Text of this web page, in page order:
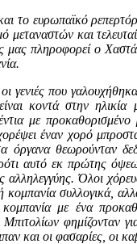
το ευρωπαϊκό
μεταναστών και
μας πληροφορεί ο
γενιές που
κοντά στην
με
έναν χορό
θεωρούνταν
αυτό εκ πρώτης
αλληλεγγύης. Όλοι
κομπανία συλλογικά,
με ένα
φημίζονταν
και οι φασαρίες, οι